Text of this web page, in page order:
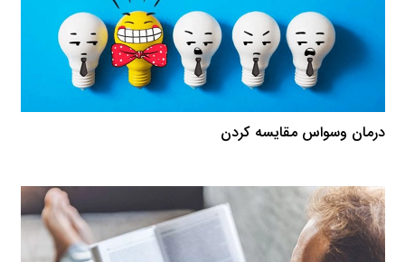
درمان وسواس مقایسه کردن